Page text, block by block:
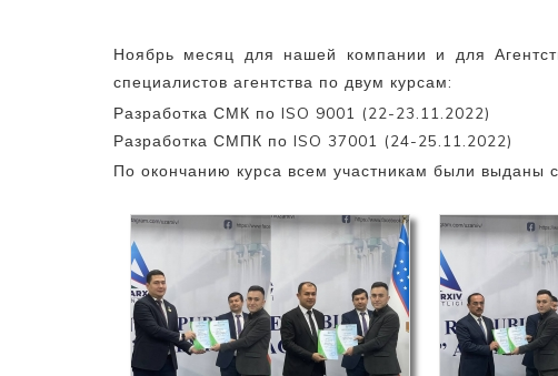
Ноябрь месяц для нашей компании и для
специалистов агентства по двум курсам:
Разработка СМК по ISO 9001 (22-23.11.2022)
Разработка СМПК по ISO 37001 (24-25.11.2022)
По окончанию курса всем участникам были выданы